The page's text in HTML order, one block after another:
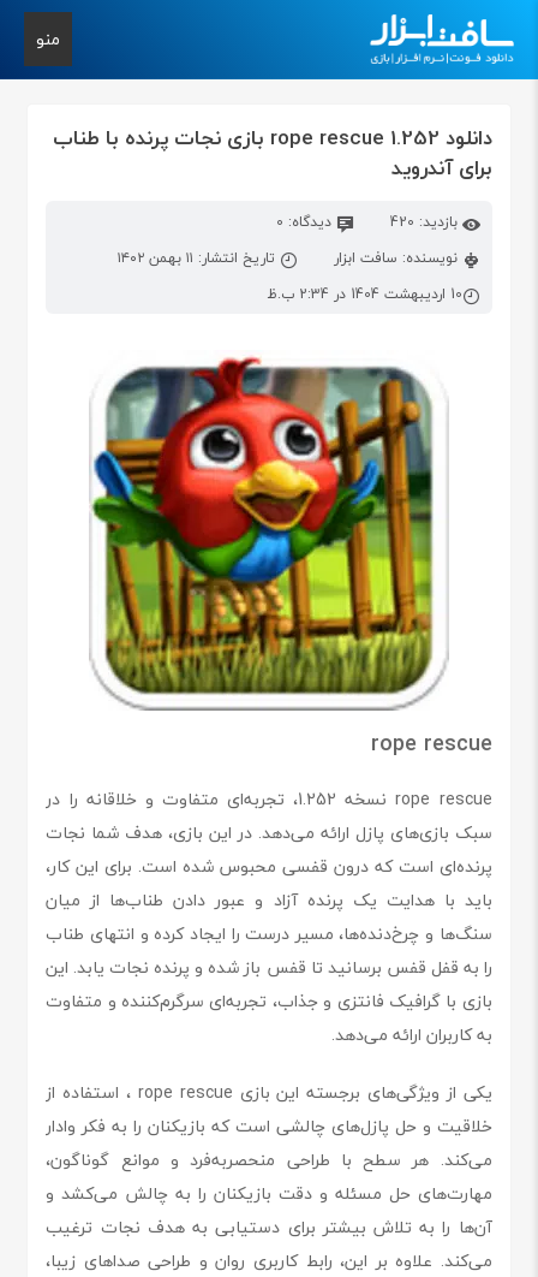
منو
دانلود rope rescue 1.252 بازی نجات پرنده با طناب
برای آندروید
بازدید: 420
دیدگاه: 0
نویسنده: سافت ابزار
تاریخ انتشار: ۱۱ بهمن ۱۴۰۲
10 اردیبهشت 1404 در 2:34 ب.ظ
rope rescue
rope rescue نسخه 1.252، تجربه‌ای متفاوت و خلاقانه را در
سبک بازی‌های پازل ارائه می‌دهد. در این بازی، هدف شما نجات
پرنده‌ای است که درون قفسی محبوس شده است. برای این کار،
باید با هدایت یک پرنده آزاد و عبور دادن طناب‌ها از میان
سنگ‌ها و چرخ‌دنده‌ها، مسیر درست را ایجاد کرده و انتهای طناب
را به قفل قفس برسانید تا قفس باز شده و پرنده نجات یابد. این
بازی با گرافیک فانتزی و جذاب، تجربه‌ای سرگرم‌کننده و متفاوت
به کاربران ارائه می‌دهد.
یکی از ویژگی‌های برجسته این بازی rope rescue ، استفاده از
خلاقیت و حل پازل‌های چالشی است که بازیکنان را به فکر وادار
می‌کند. هر سطح با طراحی منحصربه‌فرد و موانع گوناگون،
مهارت‌های حل مسئله و دقت بازیکنان را به چالش می‌کشد و
آن‌ها را به تلاش بیشتر برای دستیابی به هدف نجات ترغیب
می‌کند. علاوه بر این، رابط کاربری روان و طراحی صداهای زیبا،